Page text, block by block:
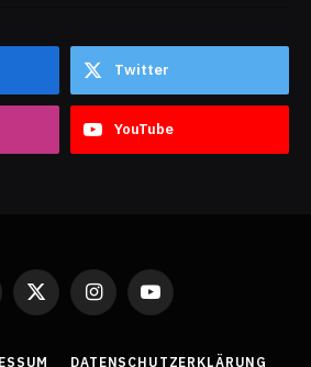
Twitter
YouTube
X
(Twitter)
InstagramYouTube
DATENSCHUTZERKLÄRUNG